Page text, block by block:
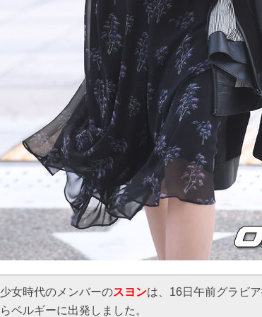
少女時代のメンバーのスヨンは、16日午前グラビ
らベルギーに出発しました。